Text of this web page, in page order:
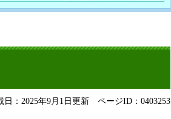
：2025年9月1日更新 ページID：0403253